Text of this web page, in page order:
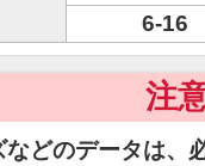
6-16
注
どのデータは、